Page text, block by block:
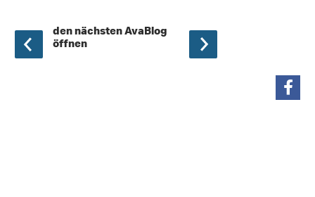
den nächsten AvaBlog
öffnen